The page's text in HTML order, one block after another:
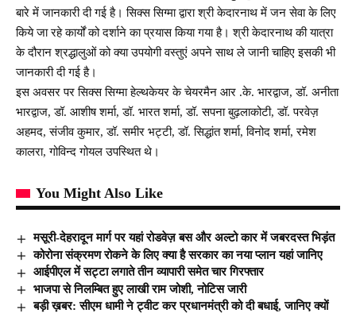
बारे में जानकारी दी गई है। सिक्स सिग्मा द्वारा श्री केदारनाथ में जन सेवा के लिए
किये जा रहे कार्यों को दर्शाने का प्रयास किया गया है। श्री केदारनाथ की यात्रा
के दौरान श्रद्धालुओं को क्या उपयोगी वस्तुएं अपने साथ ले जानी चाहिए इसकी भी
जानकारी दी गई है।
इस अवसर पर सिक्स सिग्मा हेल्थकेयर के चेयरमैन आर .के. भारद्वाज, डॉ. अनीता
भारद्वाज, डॉ. आशीष शर्मा, डॉ. भारत शर्मा, डॉ. सपना बुढ़लाकोटी, डॉ. परवेज़
अहमद, संजीव कुमार, डॉ. समीर भट्टी, डॉ. सिद्धांत शर्मा, विनोद शर्मा, रमेश
कालरा, गोविन्द गोयल उपस्थित थे।
You Might Also Like
मसूरी-देहरादून मार्ग पर यहां रोडवेज़ बस और अल्टो कार में जबरदस्त भिड़ंत
कोरोना संक्रमण रोकने के लिए क्या है सरकार का नया प्लान यहां जानिए
आईपीएल में सट्टा लगाते तीन व्यापारी समेत चार गिरफ्तार
भाजपा से निलम्बित हुए लाखी राम जोशी, नोटिस जारी
बड़ी ख़बर: सीएम धामी ने ट्वीट कर प्रधानमंत्री को दी बधाई, जानिए क्यों